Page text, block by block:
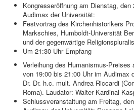
Kongresseröffnung am Dienstag,
Audimax der Universität:
Festvortrag des Kirchenhistorikers
Markschies, Humboldt-Universität
und der gegenwärtige
Um 21:30 Uhr Empfang
Verleihung des Humanismus-
von 19:00 bis 21:00 Uhr im Audimax
Dr. Dr. h.c. mult. Andrea Riccardi
Roma). Laudator: Walter Kardinal
Schlussveranstaltung am Freitag,